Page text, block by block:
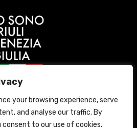
your browsing experience, serve
and analyse our traffic. By
consent to our use of cookies.